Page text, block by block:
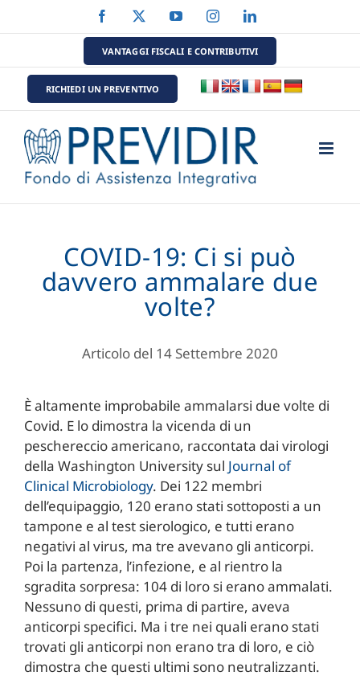
al
Facebook YouTubeInstagramLinkedIn
VANTAGGI FISCALI E CONTRIBUTIVI
RICHIEDI UN PREVENTIVO
COVID-19: Ci si può
davvero ammalare due
volte?
Articolo del 14 Settembre 2020
È altamente improbabile ammalarsi due volte di
Covid. E lo dimostra la vicenda di un
peschereccio americano, raccontata dai virologi
della Washington University sul Journal of
Clinical Microbiology. Dei 122 membri
dell’equipaggio, 120 erano stati sottoposti a un
tampone e al test sierologico, e tutti erano
negativi al virus, ma tre avevano gli anticorpi.
Poi la partenza, l’infezione, e al rientro la
sgradita sorpresa: 104 di loro si erano ammalati.
Nessuno di questi, prima di partire, aveva
anticorpi specifici. Ma i tre nei quali erano stati
trovati gli anticorpi non erano tra di loro, e ciò
dimostra che questi ultimi sono neutralizzanti.